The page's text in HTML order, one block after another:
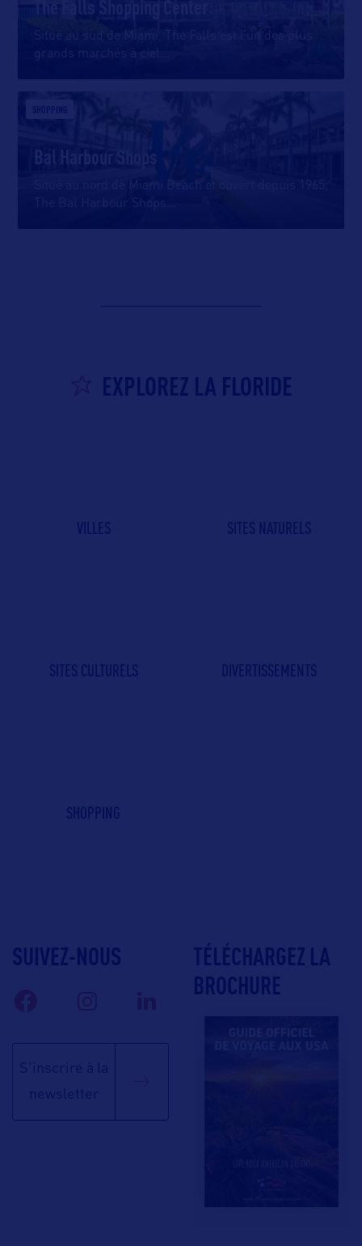
Situé au sud de Miami, The Falls est l’un des plus
grands marchés à ciel
SHOPPING
Bal Harbour Shops
Situé au nord de Miami Beach et ouvert depuis 1965,
The Bal Harbour Shops
EXPLOREZ LA FLORIDE
VILLES SITES NATURELS
SITES CULTURELS DIVERTISSEMENTS
SHOPPING
SUIVEZ-NOUS
S'inscrire à la
newsletter
TÉLÉCHARGEZ LA
BROCHURE